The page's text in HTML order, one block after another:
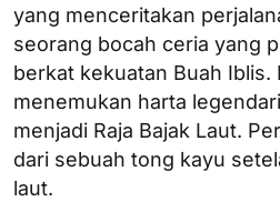
yang menceritakan
seorang bocah ceria yang
berkat kekuatan Buah
menemukan harta
menjadi Raja Bajak Laut.
dari sebuah tong kayu
laut.